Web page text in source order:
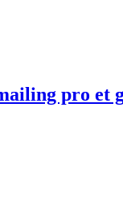
pro et